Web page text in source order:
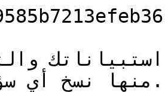
منها نسخ أي